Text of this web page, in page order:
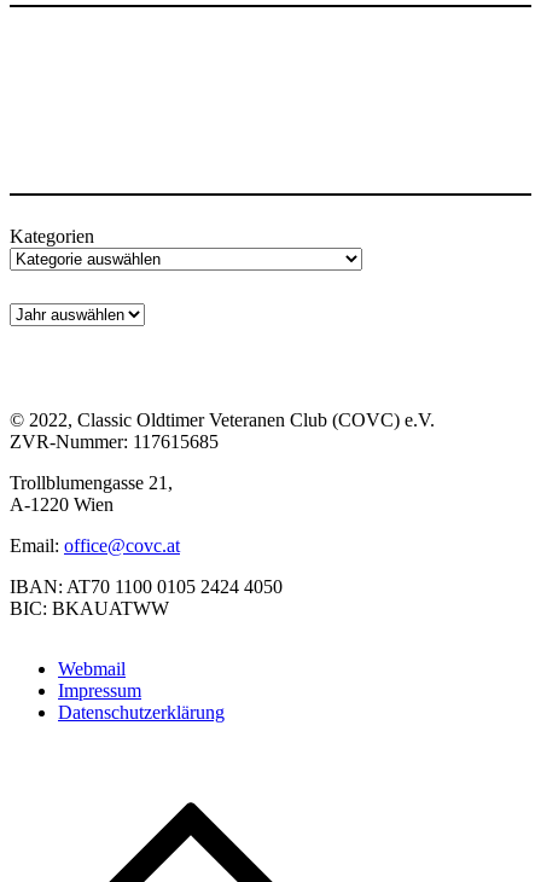
Kategorien
© 2022, Classic Oldtimer Veteranen Club (COVC) e.V.
ZVR-Nummer: 117615685
Trollblumengasse 21,
A-1220 Wien
Email: office@covc.at
IBAN: AT70 1100 0105 2424 4050
BIC: BKAUATWW
Webmail
Impressum
Datenschutzerklärung